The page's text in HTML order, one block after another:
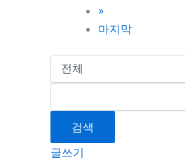
»
마지막
검색
글쓰기